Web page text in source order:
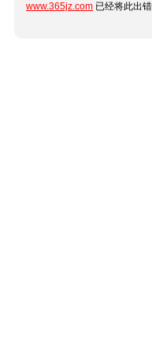
www.365jz.com 已经将此出